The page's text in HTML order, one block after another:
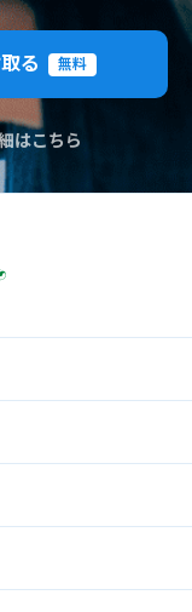
る 無料
はこちら